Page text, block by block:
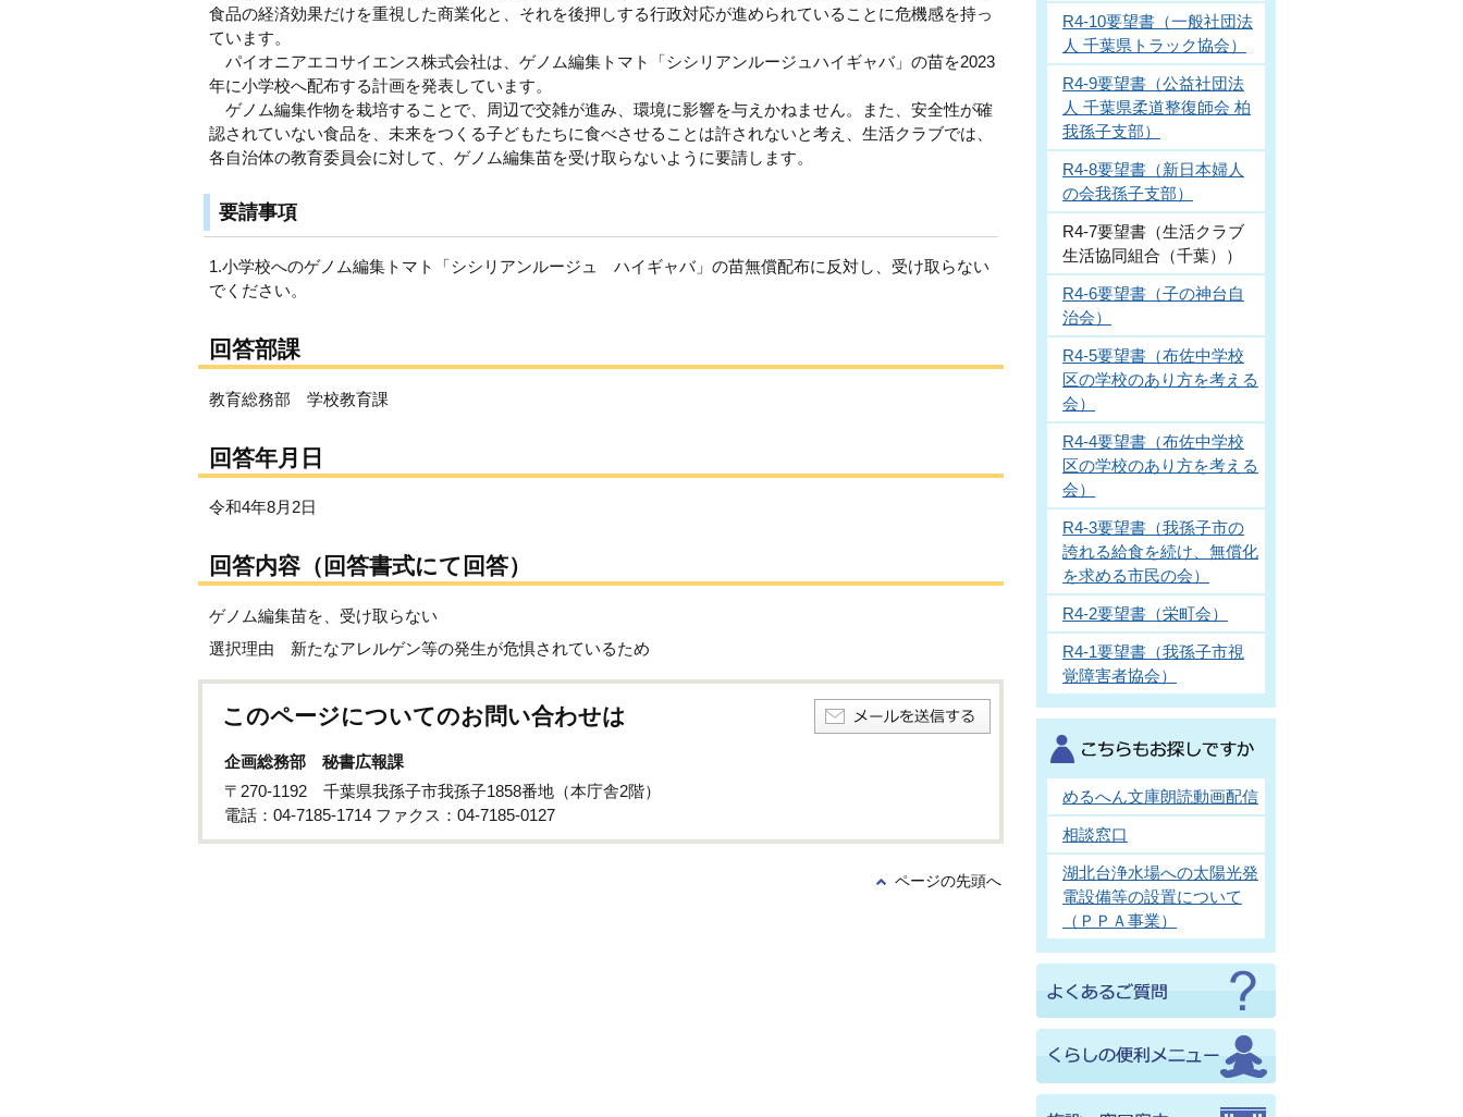
食品の経済効果だけを重視した商業化と、それを後押しする行政対応が進められていることに危機感を持っ
ています。
パイオニアエコサイエンス株式会社は、ゲノム編集トマト「シシリアンルージュハイギャバ」の苗を2023
年に小学校へ配布する計画を発表しています。
ゲノム編集作物を栽培することで、周辺で交雑が進み、環境に影響を与えかねません。また、安全性が確
認されていない食品を、未来をつくる子どもたちに食べさせることは許されないと考え、生活クラブでは、
各自治体の教育委員会に対して、ゲノム編集苗を受け取らないように要請します。
要請事項
1.小学校へのゲノム編集トマト「シシリアンルージュ ハイギャバ」の苗無償配布に反対し、受け取らない
でください。
回答部課
教育総務部 学校教育課
回答年月日
令和4年8月2日
回答内容（回答書式にて回答）
ゲノム編集苗を、受け取らない
選択理由 新たなアレルゲン等の発生が危惧されているため
このページについてのお問い合わせは
企画総務部 秘書広報課
〒270-1192 千葉県我孫子市我孫子1858番地（本庁舎2階）
電話：04-7185-1714 ファクス：04-7185-0127
ページの先頭へ
R4-10要望書（一般社団法
人 千葉県トラック協会）
R4-9要望書（公益社団法
人 千葉県柔道整復師会 柏
我孫子支部）
R4-8要望書（新日本婦人
の会我孫子支部）
R4-7要望書（生活クラブ
生活協同組合（千葉））
R4-6要望書（子の神台自
治会）
R4-5要望書（布佐中学校
区の学校のあり方を考える
会）
R4-4要望書（布佐中学校
区の学校のあり方を考える
会）
R4-3要望書（我孫子市の
誇れる給食を続け、無償化
を求める市民の会）
R4-2要望書（栄町会）
R4-1要望書（我孫子市視
覚障害者協会）
めるへん文庫朗読動画配信
相談窓口
湖北台浄水場への太陽光発
電設備等の設置について
（ＰＰＡ事業）